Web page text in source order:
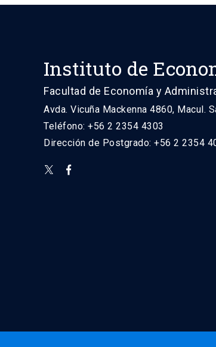
Instituto de
Facultad de Economía y
Avda. Vicuña Mackenna 4860, Macul.
Teléfono: +56 2 2354 4303
Dirección de Postgrado: +56 2 2354